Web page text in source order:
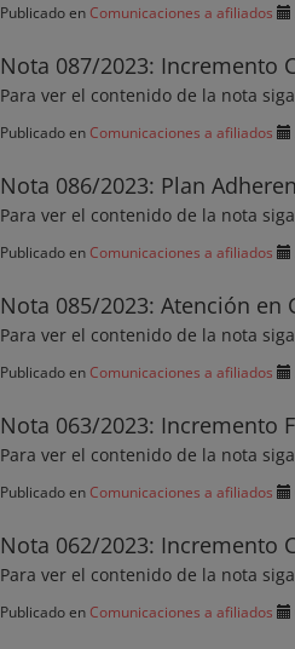
Publicado en Comunicaciones a afiliados
Nota 087/2023: Incremento
Para ver el contenido de la nota
Publicado en Comunicaciones a afiliados
Nota 086/2023: Plan
Para ver el contenido de la nota
Publicado en Comunicaciones a afiliados
Nota 085/2023: Atención en
Para ver el contenido de la nota
Publicado en Comunicaciones a afiliados
Nota 063/2023: Incremento
Para ver el contenido de la nota
Publicado en Comunicaciones a afiliados
Nota 062/2023: Incremento
Para ver el contenido de la nota
Publicado en Comunicaciones a afiliados